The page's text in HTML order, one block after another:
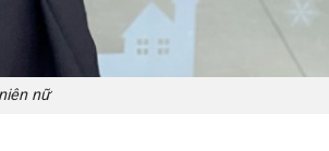
nữ